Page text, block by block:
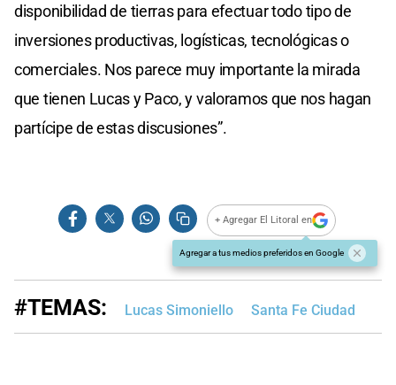
disponibilidad de tierras para efectuar todo tipo de
inversiones productivas, logísticas, tecnológicas o
comerciales. Nos parece muy importante la mirada
que tienen Lucas y Paco, y valoramos que nos hagan
partícipe de estas discusiones”.
+ Agregar El Litoral en
Agregar a tus medios preferidos en Google
#TEMAS: Lucas Simoniello Santa Fe Ciudad